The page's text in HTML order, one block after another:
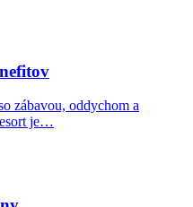
zábavou, oddychom a
je…